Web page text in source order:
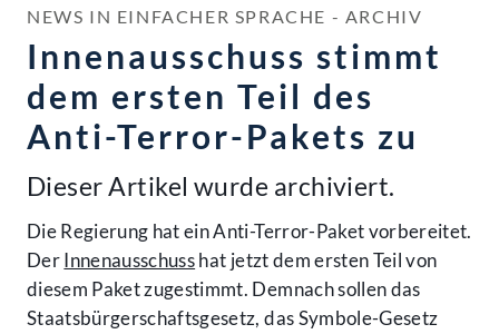
NEWS IN EINFACHER SPRACHE - ARCHIV
Innenausschuss stimmt
dem ersten Teil des
Anti-Terror-Pakets zu
Dieser Artikel wurde archiviert.
Die Regierung hat ein Anti-Terror-Paket vorbereitet.
DerInnen­ausschusshat jetzt dem ersten Teil von
diesem Paket zugestimmt. Demnach sollen das
Staats­bürger­schafts­gesetz, das Symbole-Gesetz